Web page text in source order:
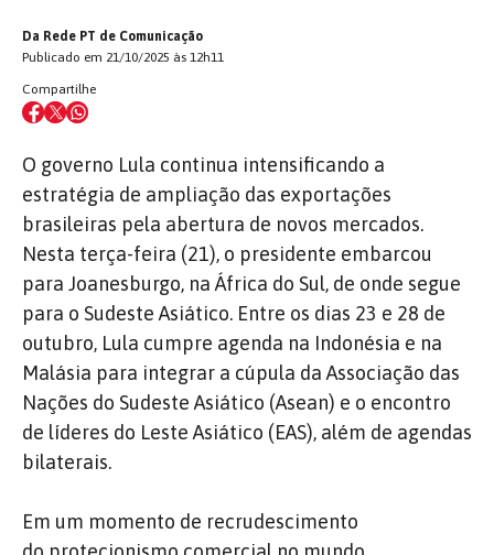
Da Rede PT de Comunicação
Publicado em 21/10/2025 às 12h11
Compartilhe
O governo Lula continua intensificando a
estratégia de ampliação das exportações
brasileiras pela abertura de novos mercados.
Nesta terça-feira (21), o presidente embarcou
para Joanesburgo, na África do Sul, de onde segue
para o Sudeste Asiático. Entre os dias 23 e 28 de
outubro, Lula cumpre agenda na Indonésia e na
Malásia para integrar a cúpula da Associação das
Nações do Sudeste Asiático (Asean) e o encontro
de líderes do Leste Asiático (EAS), além de agendas
bilaterais.
Em um momento de recrudescimento